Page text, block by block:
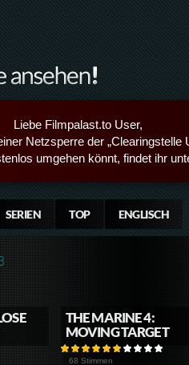
Liebe Filmpalast.to User,
Netzsperre der „Clearingstelle
umgehen könnt, findet ihr
SERIEN TOP ENGLISCH
THE MARINE 4:
MOVING TARGET
68 Stimmen